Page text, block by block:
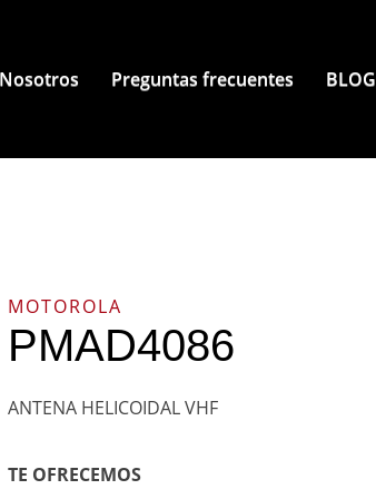
Nosotros Preguntas frecuentes BLOG
MOTOROLA
PMAD4086
ANTENA HELICOIDAL VHF
TE OFRECEMOS